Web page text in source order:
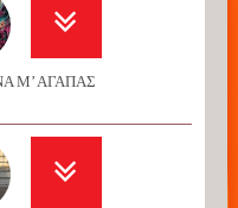
Μ’ ΑΓΑΠΑΣ